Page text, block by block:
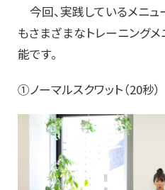
今回、実践しているメニ
もさまざまなトレーニング
能です。
①ノーマルスクワット（20